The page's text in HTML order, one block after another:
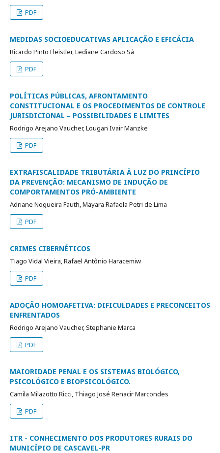
PDF
MEDIDAS SOCIOEDUCATIVAS APLICAÇÃO E EFICÁCIA
Ricardo Pinto Fleistler, Lediane Cardoso Sá
PDF
POLÍTICAS PÚBLICAS, AFRONTAMENTO
CONSTITUCIONAL E OS PROCEDIMENTOS DE CONTROLE
JURISDICIONAL – POSSIBILIDADES E LIMITES
Rodrigo Arejano Vaucher, Lougan Ivair Manzke
PDF
EXTRAFISCALIDADE TRIBUTÁRIA À LUZ DO PRINCÍPIO
DA PREVENÇÃO: MECANISMO DE INDUÇÃO DE
COMPORTAMENTOS PRÓ-AMBIENTE
Adriane Nogueira Fauth, Mayara Rafaela Petri de Lima
PDF
CRIMES CIBERNÉTICOS
Tiago Vidal Vieira, Rafael Antônio Haracemiw
PDF
ADOÇÃO HOMOAFETIVA: DIFICULDADES E PRECONCEITOS
ENFRENTADOS
Rodrigo Arejano Vaucher, Stephanie Marca
PDF
MAIORIDADE PENAL E OS SISTEMAS BIOLÓGICO,
PSICOLÓGICO E BIOPSICOLÓGICO.
Camila Milazotto Ricci, Thiago José Renacir Marcondes
PDF
ITR - CONHECIMENTO DOS PRODUTORES RURAIS DO
MUNICÍPIO DE CASCAVEL-PR